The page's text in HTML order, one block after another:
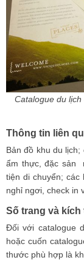
Catalogue du
Thông tin liên
Bản đồ khu du
ẩm thực, đặc sản
tiện di chuyển; các
nghỉ ngơi, check in
Số trang và
Đối với catalogue
hoặc cuốn
thước phù hợp là